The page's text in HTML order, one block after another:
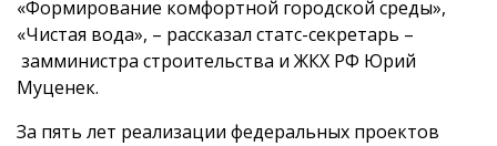
«Формирование комфортной городской среды»,
«Чистая вода», – рассказал статс-секретарь –
замминистра строительства и ЖКХ РФ Юрий
Муценек.
За пять лет реализации федеральных проектов